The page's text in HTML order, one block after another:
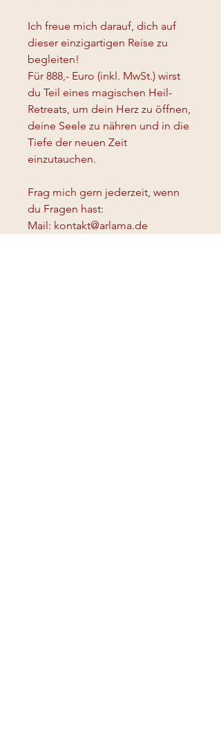
Ich freue mich darauf, dich auf
dieser einzigartigen Reise zu
begleiten!
Für 888,- Euro (inkl. MwSt.) wirst
du Teil eines magischen Heil-
Retreats, um dein Herz zu öffnen,
deine Seele zu nähren und in die
Tiefe der neuen Zeit
einzutauchen.
Frag mich gern jederzeit, wenn
du Fragen hast:
Mail: kontakt@arlama.de